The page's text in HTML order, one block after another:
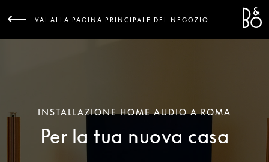
VAI ALLA PAGINA PRINCIPALE DEL NEGOZIO
INSTALLAZIONE HOME AUDIO A ROMA
Per la tua nuova casa